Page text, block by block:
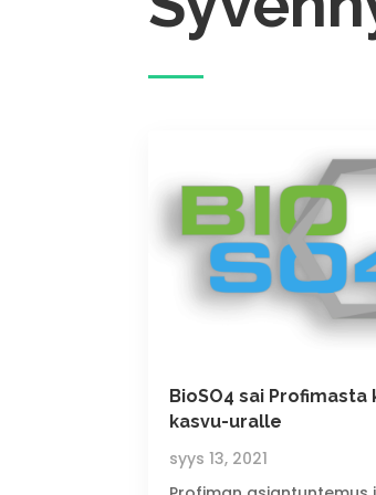
BioSO4 sai Profimasta
kasvu-uralle
syys 13, 2021